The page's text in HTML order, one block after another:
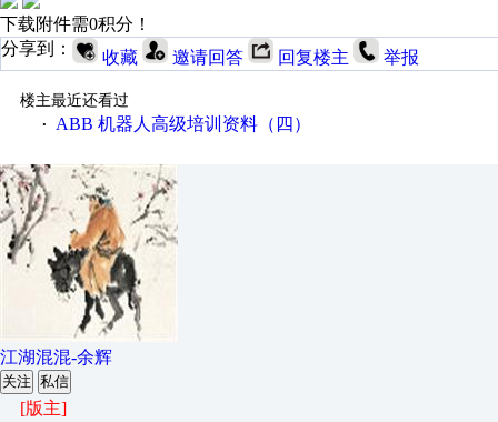
下载附件需0积分！
分享到：
收藏 邀请回答 回复楼主 举报
楼主最近还看过
·
ABB 机器人高级培训资料（四）
江湖混混-余辉
关注 私信
[版主]